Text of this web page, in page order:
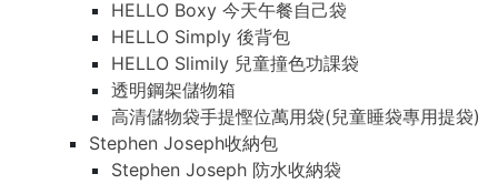
HELLO Boxy 今天午餐自己袋
HELLO Simply 後背包
HELLO Slimily 兒童撞色功課袋
透明鋼架儲物箱
高清儲物袋手提慳位萬用袋(兒童睡袋專用提袋)
Stephen Joseph收納包
Stephen Joseph 防水收納袋